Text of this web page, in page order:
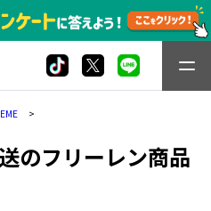
のフリーレン商品